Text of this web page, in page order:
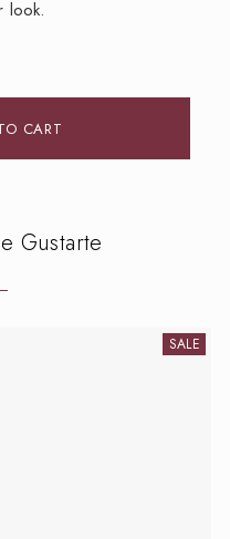
look.
CART
Gustarte
SALE